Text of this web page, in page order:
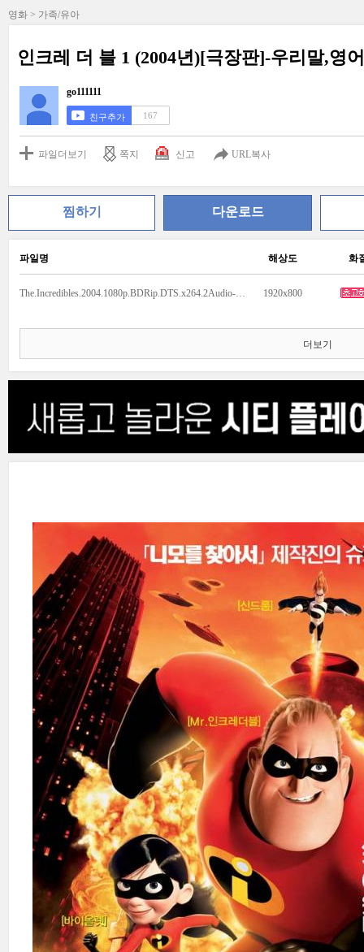
영화 > 가족/유아
인크레 더 블 1 (2004년)[극장판]-우리말,영
go111111
친구추가 167
파일더보기 쪽지 신고 URL복사
찜하기 다운로드
파일명 해상도 화
The.Incredibles.2004.1080p.BDRip.DTS.x264.2Audio-ShivaShanti.mkv 1920x800
더보기